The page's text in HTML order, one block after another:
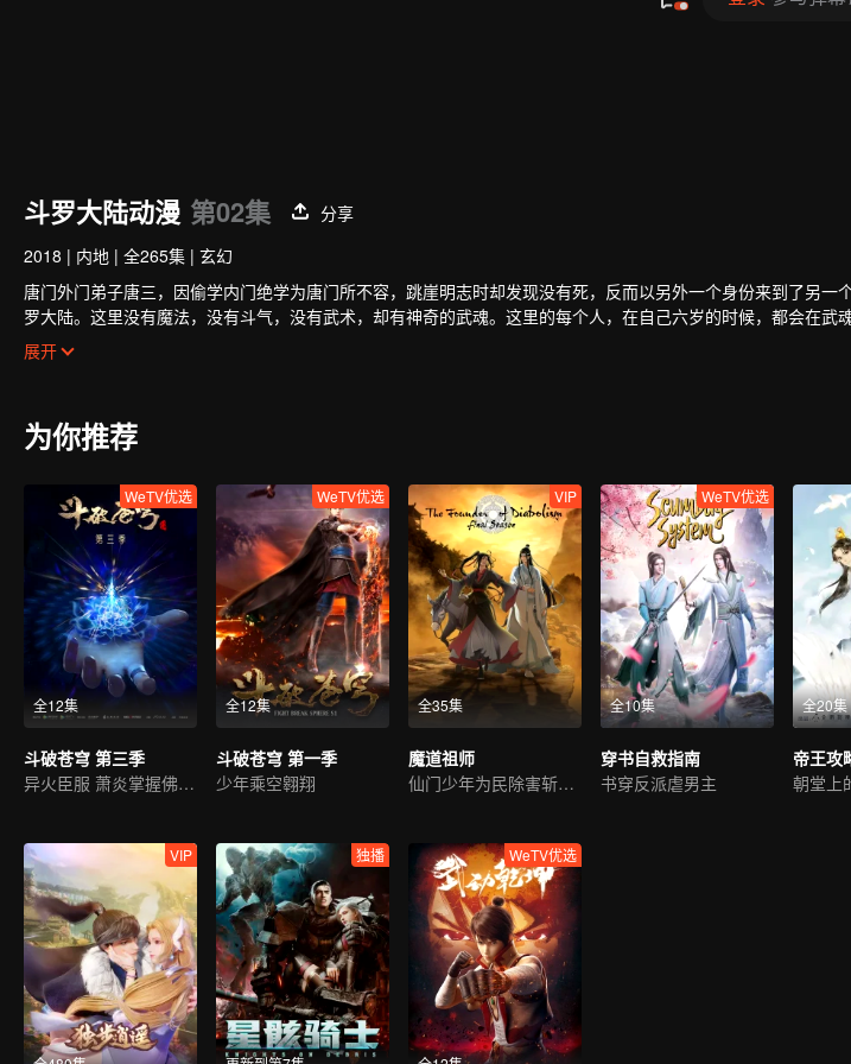
斗罗大陆动漫 第02集
分享
2018 | 内地 | 全265集 | 玄幻
唐门外门弟子唐三，因偷学内门绝学为唐门所不容，跳崖明志时却发现没有死，反而以另外一个身份来到了另一
罗大陆。这里没有魔法，没有斗气，没有武术，却有神奇的武魂。这里的每个人，在自己六岁的时候，都会在武
物，有器物，武魂可以辅助人们的日常生活。而其中一些特别出色的武魂却可以用来修炼并进行战斗，这个职业
职业“魂师”。
小小的唐三在圣魂村开始了他的魂师修炼之路，并萌生了振兴唐门的梦想。当唐门暗器来到斗罗大陆，当唐三武
唐门的辉煌？
展开
为你推荐
全12集
WeTV优选
斗破苍穹 第三季
异火臣服 萧炎掌握佛怒火连
全12集
WeTV优选
斗破苍穹 第一季
少年乘空翱翔
全35集
VIP
魔道祖师
仙门少年为民除害斩邪祟
全10集
WeTV优选
穿书自救指南
书穿反派虐男主
全20集
帝王攻
朝堂上
VIP 独播 WeTV优选